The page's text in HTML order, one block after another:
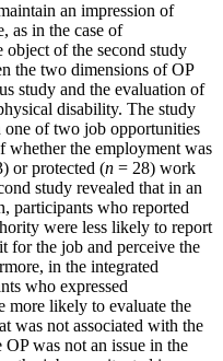
an impression of
as in the case of
object of the second study
the two dimensions of OP
study and the evaluation of
disability. The study
of two job opportunities
whether the employment was
or protected (n = 28) work
study revealed that in an
participants who reported
were less likely to report
for the job and perceive the
in the integrated
who expressed
more likely to evaluate the
was not associated with the
was not an issue in the